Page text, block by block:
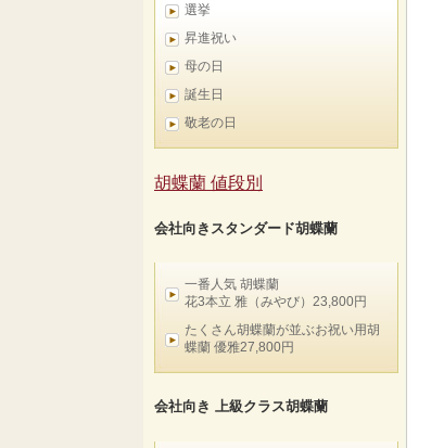
選挙
昇進祝い
母の日
誕生日
敬老の日
胡蝶蘭 値段別
会社向きスタンダード胡蝶蘭
一番人気 胡蝶蘭
花3本立 雅（みやび）23,800円
たくさん胡蝶蘭が並ぶお祝い用胡
蝶蘭 優雅27,800円
会社向き 上級クラス胡蝶蘭